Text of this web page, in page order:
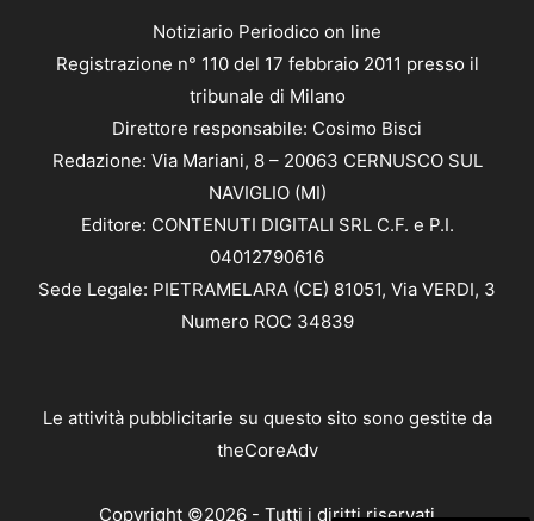
Notiziario Periodico on line
Registrazione n° 110 del 17 febbraio 2011 presso il
tribunale di Milano
Direttore responsabile: Cosimo Bisci
Redazione: Via Mariani, 8 – 20063 CERNUSCO SUL
NAVIGLIO (MI)
Editore: CONTENUTI DIGITALI SRL C.F. e P.I.
04012790616
Sede Legale: PIETRAMELARA (CE) 81051, Via VERDI, 3
Numero ROC 34839
Le attività pubblicitarie su questo sito sono gestite da
theCoreAdv
Copyright ©2026 - Tutti i diritti riservati